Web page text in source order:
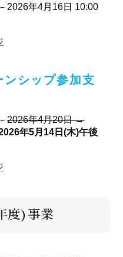
2026年4月16日 10:00
シップ参加支
2026年4月20日 →
年5月14日(木)午後
度)事業